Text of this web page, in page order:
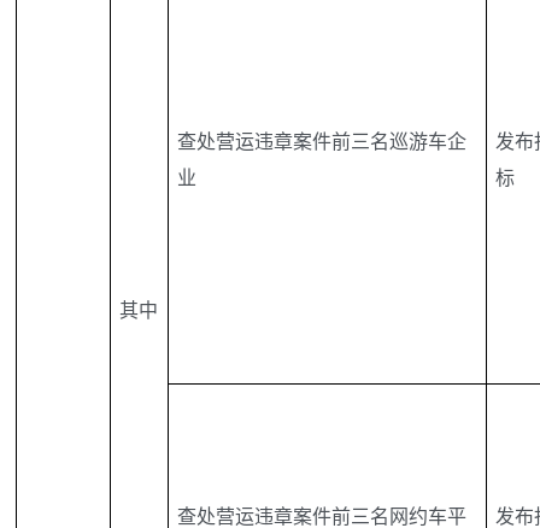
其中
查处营运违章案件前三名巡游车企
业
发布
标
查处营运违章案件前三名网约车平
发布